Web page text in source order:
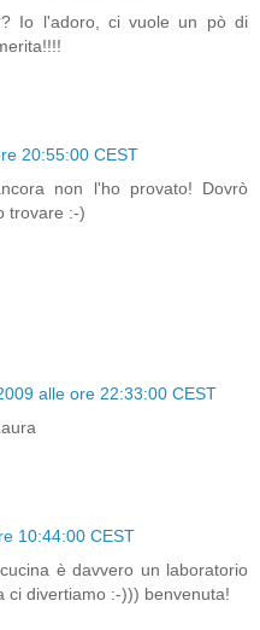
Io l'adoro, ci vuole un pò di
20:55:00 CEST
non l'ho provato! Dovrò
trovare :-)
alle ore 22:33:00 CEST
10:44:00 CEST
è davvero un laboratorio
ci divertiamo :-))) benvenuta!